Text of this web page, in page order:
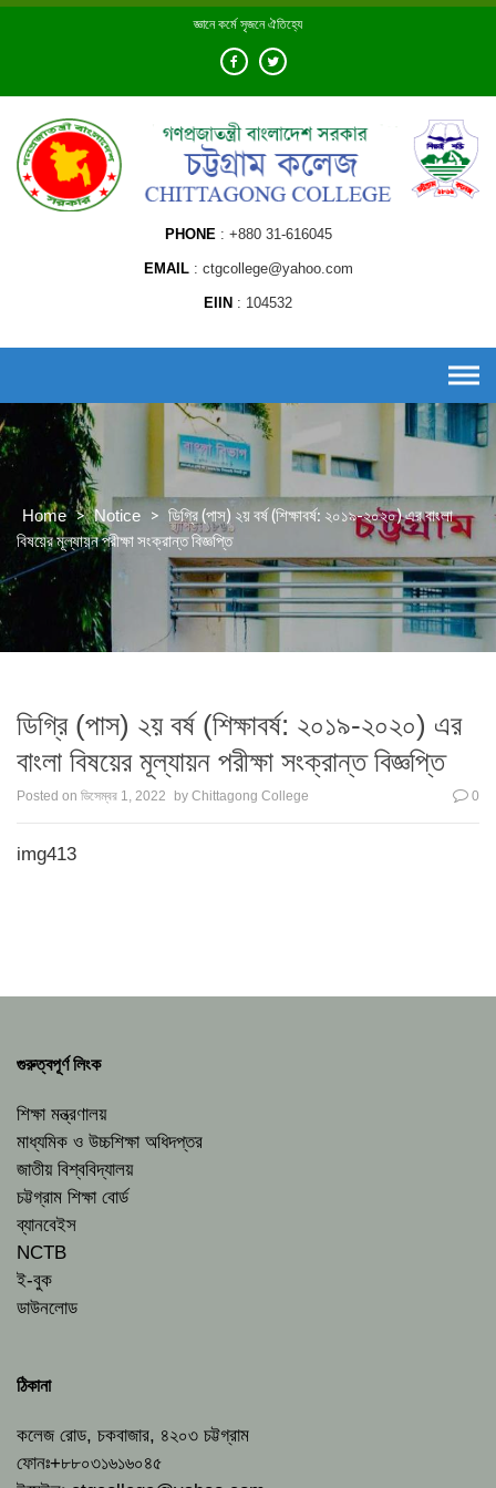
Skip
জ্ঞানে কর্মে সৃজনে ঐতিহ্যে
PHONE +880 31-616045
EMAIL ctgcollege@yahoo.com
EIIN 104532
Home > Notice > ডিগ্রি (পাস) ২য় বর্ষ (শিক্ষাবর্ষ: ২০১৯-২০২০) এর বাংলা
বিষয়ের মূল্যায়ন পরীক্ষা সংক্রান্ত বিজ্ঞপ্তি
ডিগ্রি (পাস) ২য় বর্ষ (শিক্ষাবর্ষ: ২০১৯-২০২০) এর
বাংলা বিষয়ের মূল্যায়ন পরীক্ষা সংক্রান্ত বিজ্ঞপ্তি
Posted on ডিসেম্বর 1, 2022 by Chittagong College 0
img413
গুরুত্বপূর্ণ লিংক
শিক্ষা মন্ত্রণালয়
মাধ্যমিক ও উচ্চশিক্ষা অধিদপ্তর
জাতীয় বিশ্ববিদ্যালয়
চট্টগ্রাম শিক্ষা বোর্ড
ব্যানবেইস
NCTB
ই-বুক
ডাউনলোড
ঠিকানা
কলেজ রোড, চকবাজার, ৪২০৩ চট্টগ্রাম
ফোনঃ+৮৮০৩১৬১৬০৪৫